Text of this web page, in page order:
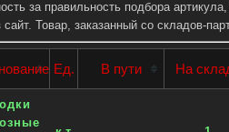
за правильность подбора
сайт.Товар, заказанный со складов-
Ед. В пути На